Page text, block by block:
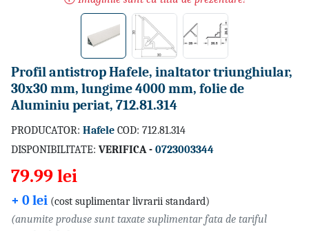
Profil antistrop Hafele, inaltator triunghiular,
30x30 mm, lungime 4000 mm, folie de
Aluminiu periat, 712.81.314
PRODUCATOR: Hafele COD: 712.81.314
DISPONIBILITATE: VERIFICA - 0723003344
79.99 lei
+ 0 lei (cost suplimentar livrarii standard)
(anumite produse sunt taxate suplimentar fata de tariful